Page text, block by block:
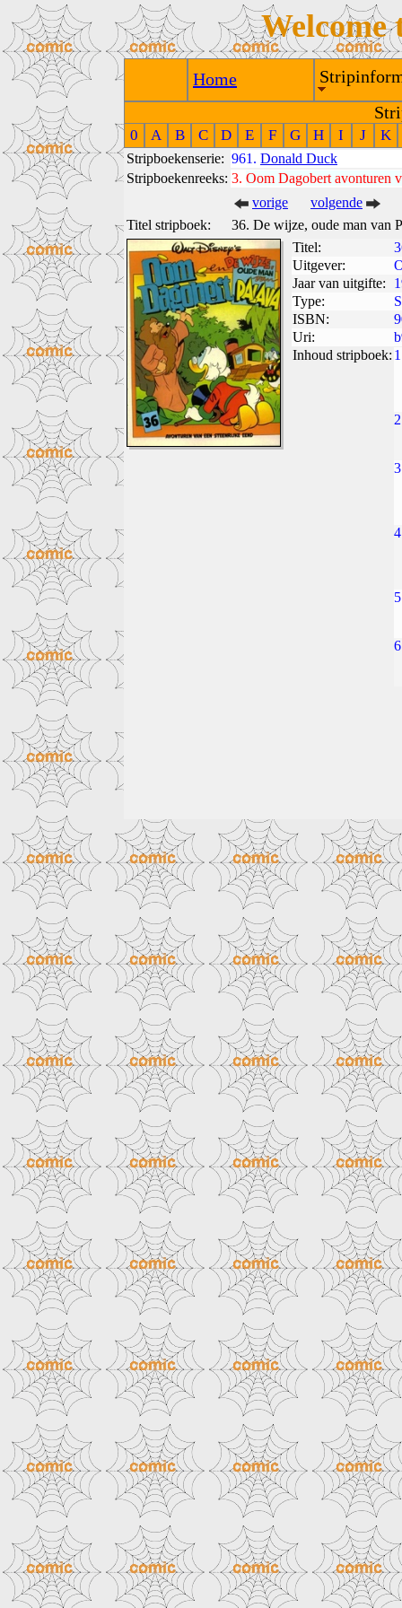
Welcome
Home
0 A B C D E F G H I J K
Stripboekenserie: 961. Donald Duck
Stripboekenreeks: 3. Oom Dagobert avonturen
vorige
volgende
Titel stripboek:
36. De wijze, oude man van
Titel:
Uitgever:
Jaar van uitgifte:
Type:
ISBN:
Uri:
Inhoud stripboek: 1
2
3
4
5
6